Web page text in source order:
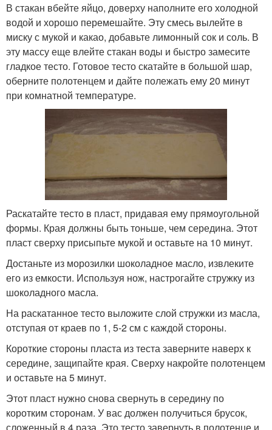
В стакан вбейте яйцо, доверху наполните его холодной
водой и хорошо перемешайте. Эту смесь вылейте в
миску с мукой и какао, добавьте лимонный сок и соль. В
эту массу еще влейте стакан воды и быстро замесите
гладкое тесто. Готовое тесто скатайте в большой шар,
оберните полотенцем и дайте полежать ему 20 минут
при комнатной температуре.
Раскатайте тесто в пласт, придавая ему прямоугольной
формы. Края должны быть тоньше, чем середина. Этот
пласт сверху присыпьте мукой и оставьте на 10 минут.
Достаньте из морозилки шоколадное масло, извлеките
его из емкости. Используя нож, настрогайте стружку из
шоколадного масла.
На раскатанное тесто выложите слой стружки из масла,
отступая от краев по 1, 5-2 см с каждой стороны.
Короткие стороны пласта из теста заверните наверх к
середине, защипайте края. Сверху накройте полотенцем
и оставьте на 5 минут.
Этот пласт нужно снова свернуть в середину по
коротким сторонам. У вас должен получиться брусок,